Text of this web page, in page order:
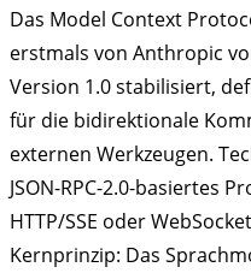
Das Model Context
erstmals von Anthropic
Version 1.0 stabilisiert,
für die bidirektionale
externen Werkzeugen.
JSON-RPC-2.0-basiertes
HTTP/SSE oder
Kernprinzip: Das